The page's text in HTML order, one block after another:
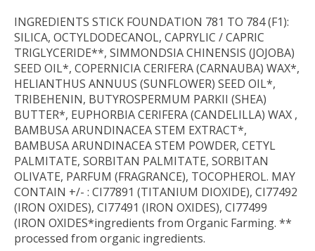
INGREDIENTS STICK FOUNDATION 781 TO 784 (F1):
SILICA, OCTYLDODECANOL, CAPRYLIC / CAPRIC
TRIGLYCERIDE**, SIMMONDSIA CHINENSIS (JOJOBA)
SEED OIL*, COPERNICIA CERIFERA (CARNAUBA) WAX*,
HELIANTHUS ANNUUS (SUNFLOWER) SEED OIL*,
TRIBEHENIN, BUTYROSPERMUM PARKII (SHEA)
BUTTER*, EUPHORBIA CERIFERA (CANDELILLA) WAX ,
BAMBUSA ARUNDINACEA STEM EXTRACT*,
BAMBUSA ARUNDINACEA STEM POWDER, CETYL
PALMITATE, SORBITAN PALMITATE, SORBITAN
OLIVATE, PARFUM (FRAGRANCE), TOCOPHEROL. MAY
CONTAIN +/- : CI77891 (TITANIUM DIOXIDE), CI77492
(IRON OXIDES), CI77491 (IRON OXIDES), CI77499
(IRON OXIDES*ingredients from Organic Farming. **
processed from organic ingredients.